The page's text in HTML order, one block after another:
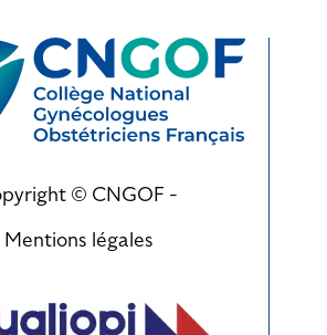
© CNGOF -
Mentions légales